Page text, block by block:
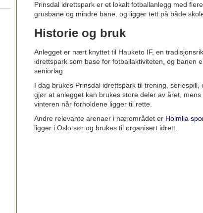
Prinsdal idrettspark er et lokalt fotballanlegg med
grusbane og mindre bane, og ligger tett på både
Historie og bruk
Anlegget er nært knyttet til Hauketo IF, en
idrettspark som base for fotballaktiviteten, og banen
seniorlag.
I dag brukes Prinsdal idrettspark til trening,
gjør at anlegget kan brukes store deler av året,
vinteren når forholdene ligger til rette.
Andre relevante arenaer i nærområdet er Holmlia
ligger i Oslo sør og brukes til organisert idrett.